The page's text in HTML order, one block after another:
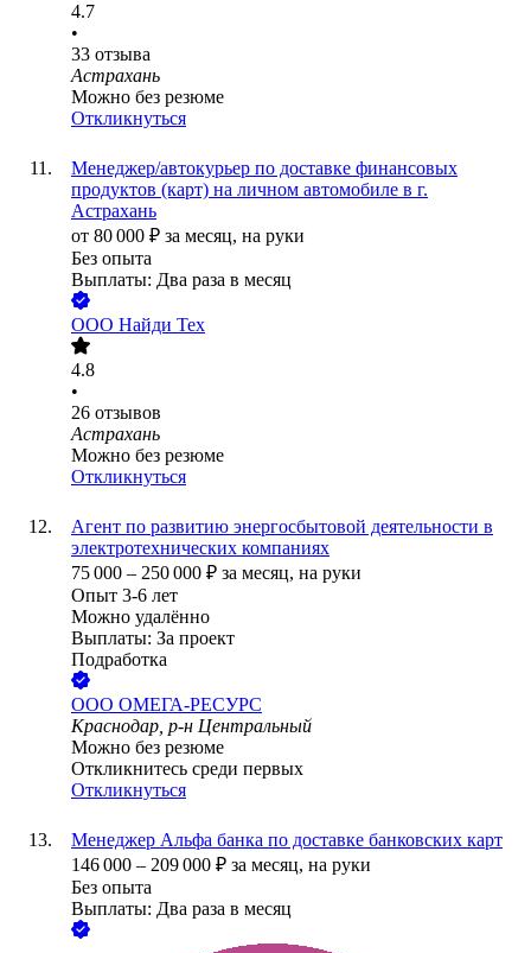
4.7
•
33 отзыва
Астрахань
Можно без резюме
Откликнуться
Менеджер/автокурьер по доставке финансовых
продуктов (карт) на личном автомобиле в г.
Астрахань
от 80 000 ₽ за месяц, на руки
Без опыта
Выплаты: Два раза в месяц
ООО Найди Тех
4.8
•
26 отзывов
Астрахань
Можно без резюме
Откликнуться
Агент по развитию энергосбытовой деятельности в
электротехнических компаниях
75 000 – 250 000 ₽ за месяц, на руки
Опыт 3-6 лет
Можно удалённо
Выплаты: За проект
Подработка
ООО ОМЕГА-РЕСУРС
Краснодар, р-н Центральный
Можно без резюме
Откликнитесь среди первых
Откликнуться
Менеджер Альфа банка по доставке банковских карт
146 000 – 209 000 ₽ за месяц, на руки
Без опыта
Выплаты: Два раза в месяц